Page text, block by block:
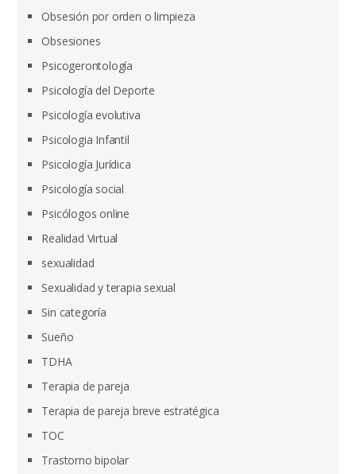
Obsesión por orden o limpieza
Obsesiones
Psicogerontología
Psicología del Deporte
Psicología evolutiva
Psicologia Infantil
Psicología Jurídica
Psicología social
Psicólogos online
Realidad Virtual
sexualidad
Sexualidad y terapia sexual
Sin categoría
Sueño
TDHA
Terapia de pareja
Terapia de pareja breve estratégica
TOC
Trastorno bipolar